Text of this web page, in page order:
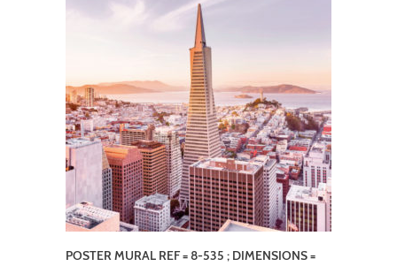
POSTER MURAL REF = 8-535 ; DIMENSIONS =